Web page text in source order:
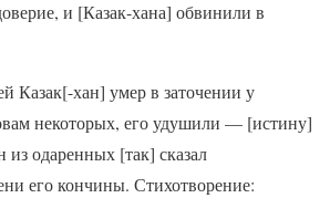
и [Казак-хана] обвинили в
Казак[-хан] умер в заточении у
некоторых, его удушили — [истину]
из одаренных [так] сказал
его кончины. Стихотворение: